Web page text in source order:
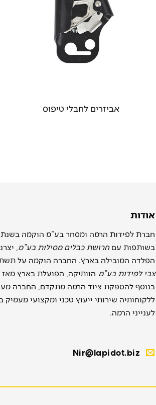
אביזרים לחבלי טיפוס
אודות
בשותפות עםחרושת כבלים מסילות בע”מ ,
הפלדה המובילה בארץ. החברה הוקמה על
צבי לפידות בע”מ
בנוסף להספקת ציוד הרמה מתקדם, החברה
ללקוחותיה שירותי ייעוץ טכני ומקצועי מעמיק
לענייני הרמה.
Nir@lapidot.biz